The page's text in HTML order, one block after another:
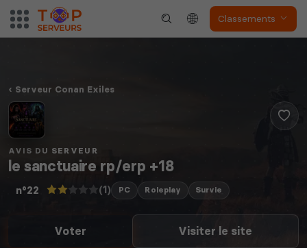
Classements
Dune Awakening Empyrion
Squad
Myth of Empires Enshrouded
Serveur Conan Exiles
AVIS DU SERVEUR
le sanctuaire rp/erp +18
n°22 (1) PC Roleplay Survie
Voter Visiter le site